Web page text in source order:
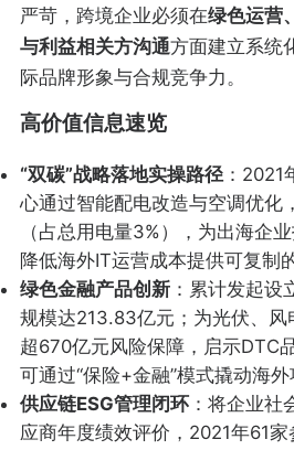
严苛，跨境企业必须在绿色运营
与利益相关方沟通方面建立系统
际品牌形象与合规竞争力。
高价值信息速览
“双碳”战略落地实操路径：2021
心通过智能配电改造与空调优化
（占总用电量3%），为出海企
降低海外IT运营成本提供可复制
绿色金融产品创新：累计发起设
规模达213.83亿元；为光伏、风
超670亿元风险保障，启示DTC
可通过“保险+金融”模式撬动海外
供应链ESG管理闭环：将企业社
应商年度绩效评价，2021年61